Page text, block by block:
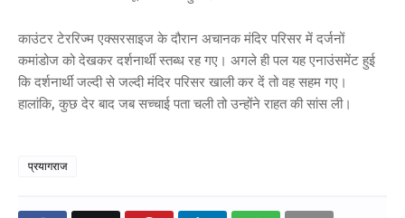
काउंटर टेररिज्म एक्सरसाइज के दौरान अचानक मंदिर परिसर में दर्जनों
कमांडोज को देखकर दर्शनार्थी स्तब्ध रह गए। अगले ही पल यह एनाउंसमेंट हुई
कि दर्शनार्थी जल्दी से जल्दी मंदिर परिसर खाली कर दें तो वह सहम गए।
हालांकि, कुछ देर बाद जब सच्चाई पता चली तो उन्होंने राहत की सांस ली।
प्रयागराज